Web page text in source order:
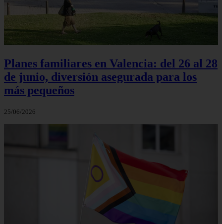
Planes familiares en Valencia: del 26 al 28
de junio, diversión asegurada para los
más pequeños
25/06/2026